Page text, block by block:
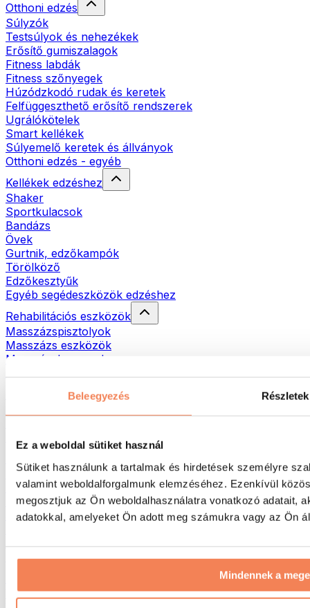
Beleegyezés Részletek
Ez a weboldal sütiket használ
Sütiket használunk a tartalmak és hirdetések személyre
valamint weboldalforgalmunk elemzéséhez. Ezenkívül
megosztjuk az Ön weboldalhasználatra vonatkozó adatait,
adatokkal, amelyeket Ön adott meg számukra vagy az Ön
Mindennek a
Otthoni edzés
Súlyzók
Testsúlyok és nehezékek
Erősítő gumiszalagok
Fitness labdák
Fitness szőnyegek
Húzódzkodó rudak és keretek
Felfüggeszthető erősítő rendszerek
Ugrálókötelek
Smart kellékek
Súlyemelő keretek és állványok
Otthoni edzés - egyéb
Kellékek edzéshez
Shaker
Sportkulacsok
Bandázs
Övek
Gurtnik, edzőkampók
Törölköző
Edzőkesztyűk
Egyéb segédeszközök edzéshez
Rehabilitációs eszközök
Masszázspisztolyok
Masszázs eszközök
Masszázshengerek
Táskák & hátizsákok
Hátizsákok
Futás
Küzdősportok
Kerékpározás
Jóga és pilates
Úszás
Túrázás
Vörösfény-terápia